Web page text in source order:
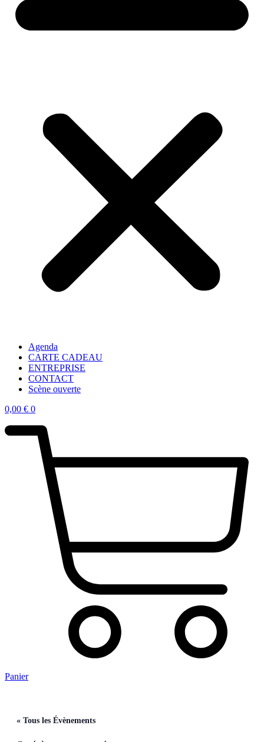
Agenda
CARTE CADEAU
ENTREPRISE
CONTACT
Scène ouverte
0,00 € 0
Panier
« Tous les Évènements